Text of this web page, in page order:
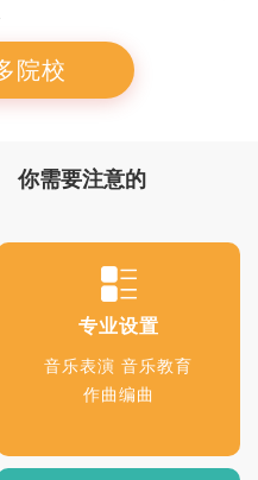
院校
你需要注意的
专业设置
音乐表演 音乐教育
作曲编曲